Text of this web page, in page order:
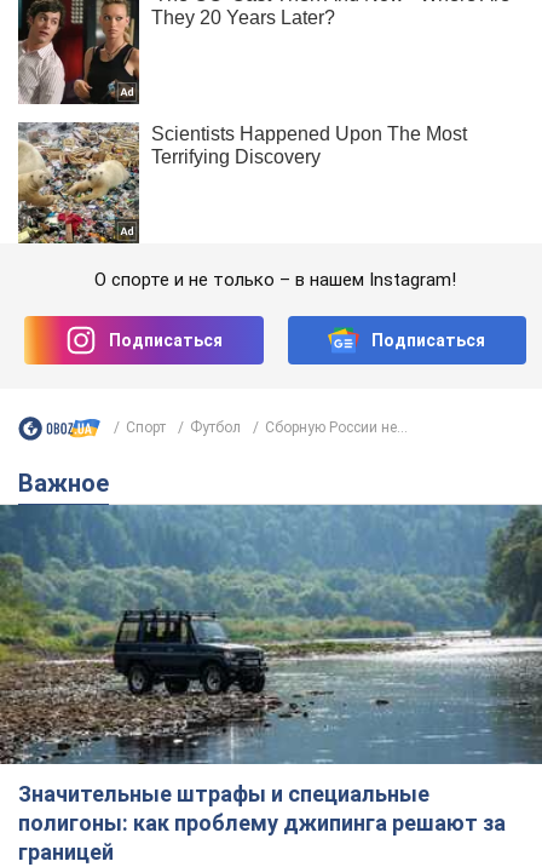
О спорте и не только – в нашем Instagram!
Подписаться Подписаться
Спорт Футбол Сборную России не...
Важное
Значительные штрафы и специальные
полигоны: как проблему джипинга решают за
границей